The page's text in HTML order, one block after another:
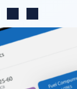
inSearchChange region